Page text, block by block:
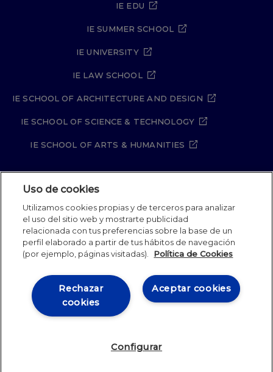
IE EDU
IE SUMMER SCHOOL
IE UNIVERSITY
IE LAW SCHOOL
IE SCHOOL OF ARCHITECTURE AND DESIGN
IE SCHOOL OF SCIENCE & TECHNOLOGY
IE SCHOOL OF ARTS & HUMANITIES
Aviso legal
Política de Cookies
Política de seguridad
Student Academic Standards
Canal Compliance
Site Map
IE University 2026
Uso de cookies
Utilizamos cookies propias y de terceros para analizar
el uso del sitio web y mostrarte publicidad
relacionada con tus preferencias sobre la base de un
perfil elaborado a partir de tus hábitos de navegación
(por ejemplo, páginas visitadas).
Política de Cookies
Aceptar cookies
Rechazar
cookies
Configurar